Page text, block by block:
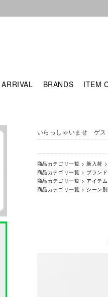
BRANDS ITEM
いらっしゃいませ ゲス
商品カテゴリ一覧 >新入荷 >
商品カテゴリ一覧 > ブランド
商品カテゴリ一覧 > アイテム
商品カテゴリ一覧 > シーン別